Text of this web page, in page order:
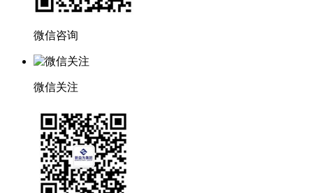
微信咨询
微信关注